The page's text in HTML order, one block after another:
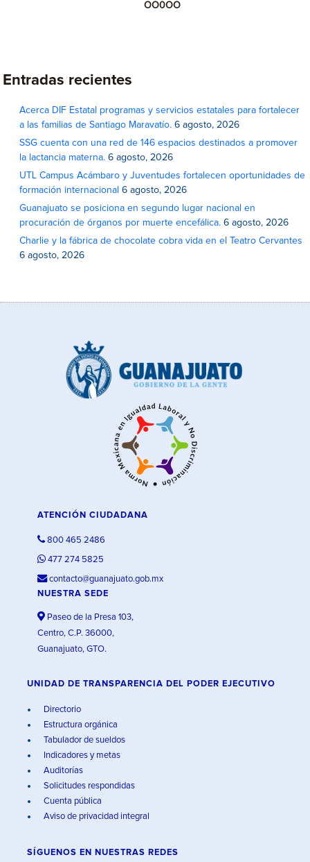
OO0OO
Entradas recientes
Acerca DIF Estatal programas y servicios estatales para fortalecer
a las familias de Santiago Maravatío. 6 agosto, 2026
SSG cuenta con una red de 146 espacios destinados a promover
la lactancia materna. 6 agosto, 2026
UTL Campus Acámbaro y Juventudes fortalecen oportunidades de
formación internacional 6 agosto, 2026
Guanajuato se posiciona en segundo lugar nacional en
procuración de órganos por muerte encefálica. 6 agosto, 2026
Charlie y la fábrica de chocolate cobra vida en el Teatro Cervantes
6 agosto, 2026
ATENCIÓN CIUDADANA
800 465 2486
477 274 5825
contacto@guanajuato.gob.mx
NUESTRA SEDE
Paseo de la Presa 103,
Centro, C.P. 36000,
Guanajuato, GTO.
UNIDAD DE TRANSPARENCIA DEL PODER EJECUTIVO
Directorio
Estructura orgánica
Tabulador de sueldos
Indicadores y metas
Auditorías
Solicitudes respondidas
Cuenta pública
Aviso de privacidad integral
SÍGUENOS EN NUESTRAS REDES